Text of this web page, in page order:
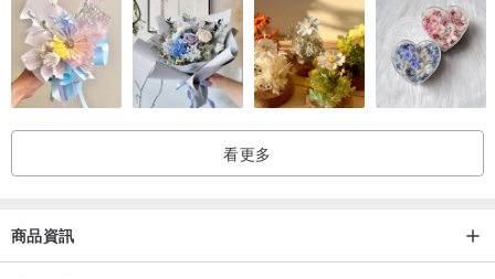
獨特的技術提供卓越、持久的防水性，並且不含氟。
在拯救我們的星球的同時保持您的包乾燥； )
- MacBook 11"-13"
4個內隔層
看更多
商品資訊